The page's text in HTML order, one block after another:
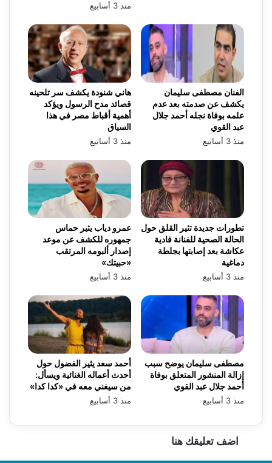
منذ 3 أسابيع
هاني شنودة يكشف سر تلحينه
قصائد مدح الرسول ويؤكد
أهمية أقباط مصر في هذا
السياق
منذ 3 أسابيع
الفنان مصطفى سليمان
يكشف عن صدمته بعد عدم
علمه بوفاة نجله أحمد جلال
عبد القوي
منذ 3 أسابيع
عمرو دياب يثير حماس
جمهوره للكشف عن موعد
إصدار ألبومه المرتقب
«حبيتك»
منذ 3 أسابيع
تطورات جديدة تثير القلق حول
الحالة الصحية للفنانة فادية
عكاشة بعد إصابتها بجلطة
دماغية
منذ 3 أسابيع
أحمد سعد يثير الفضول حول
أحدث أعماله الغنائية ويسأل:
من سيغني معه في «كدا كدا»
منذ 3 أسابيع
مصطفى سليمان يوضح سبب
إزالة المنشور المتعلق بوفاة
أحمد جلال عبد القوي
منذ 3 أسابيع
اضف تعليقك هنا